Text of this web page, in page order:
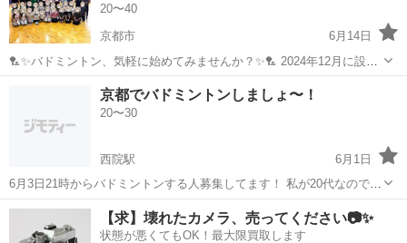
20〜40
京都市
6月14日
🏸✨バドミントン、気軽に始めてみませんか？✨🏸 2024年12月に設立
したばかりでメンバー募集中です♪ 90%の方がお1人での参加です♪ 初
心者の方も大歓迎です！ 楽しく体を動かしながら、友達を作りましょ
バドミントン
京都でバドミントンしましょ〜！
20〜30
西院駅
6月1日
6月3日21時からバドミントンする人募集してます！ 私が20代なので20
代募集してます！ 初心者大歓迎🔰 ちなみに私も初心者なので一緒に上
達しましょ〜！ 場所📍市民スポーツ会館 持ち物 室内シューズ👟
京都 京都市 西院駅 バドミントン
【求】壊れたカメラ、売ってください📷✨
状態が悪くてもOK！最大限買取します